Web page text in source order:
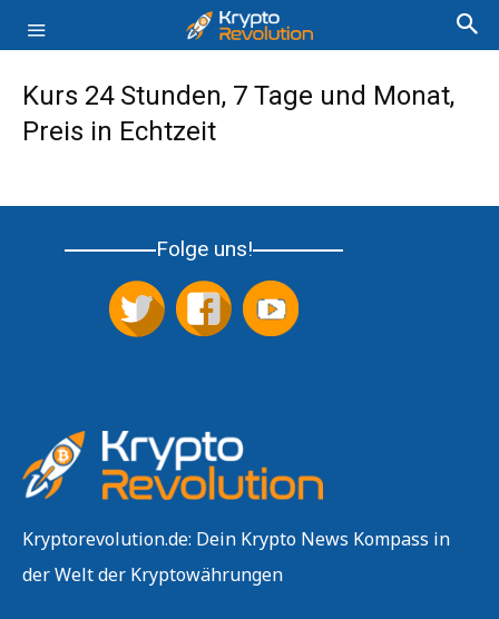
Kurs 24 Stunden, 7 Tage und Monat,
Preis in Echtzeit
Folge uns!
Kryptorevolution.de: Dein Krypto News Kompass in
der Welt der Kryptowährungen